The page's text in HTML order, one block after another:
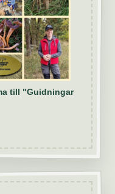
till "Guidningar